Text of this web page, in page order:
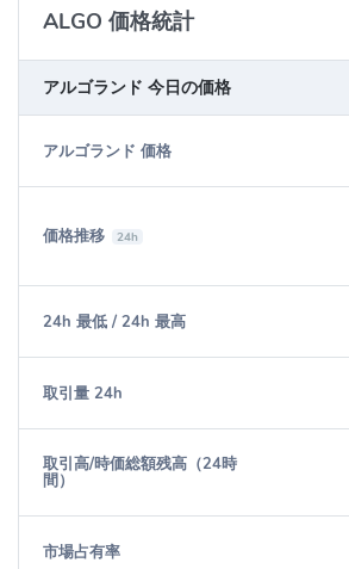
Algorandは、MITの教授であるシルビオ・
げられたプロジェクトです。彼は暗号学や
有名な研究者であり、チューリング賞やゲ
賞を受賞しています。彼は、ブロックチェ
ィやセキュリティの問題を解決するために
システムの成長を支援する非営利団体です。
Ford氏が含まれます。Kokinos氏はAlgorand
LogMeInというクラウドサービスプロバイ
た、Algorandチームには、MITやIBMなど
ニアが多数在籍しています。
Algorandは、高速で安全でスケーラブルな
ALGO 価格統計
アルゴランド 今日の価格
アルゴランド 価格
価格推移 24h
24h 最低 / 24h 最高
取引量 24h
取引高/時価総額残高（24時
間）
市場占有率